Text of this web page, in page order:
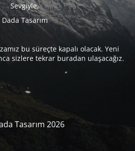
Sevgiyle,
Dada Tasarım
bu süreçte kapalı olacak. Yeni
sizlere tekrar buradan ulaşacağız.
Tasarım 2026